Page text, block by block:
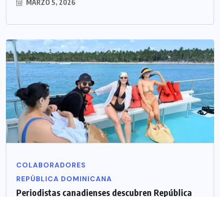
MARZO 5, 2026
COLABORADORES
REPÚBLICA DOMINICANA
Periodistas canadienses descubren República